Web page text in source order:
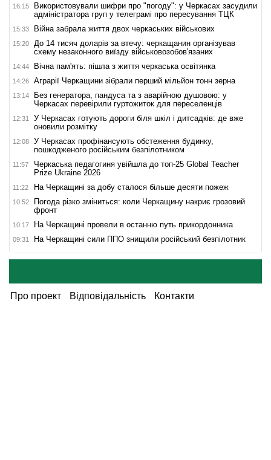
16:15
Використовували шифри про "погоду": у Черкасах засудили
адміністратора груп у телеграмі про пересування ТЦК
15:33 Війна забрала життя двох черкаських військових
15:20
До 14 тисяч доларів за втечу: черкащанин організував
схему незаконного виїзду військовозобов'язаних
14:44 Вічна пам'ять: пішла з життя черкаська освітянка
14:26 Аграрії Черкащини зібрали перший мільйон тонн зерна
13:14
Без генератора, пандуса та з аварійною душовою: у
Черкасах перевірили гуртожиток для переселенців
12:31
У Черкасах готують дороги біля шкіл і дитсадків: де вже
оновили розмітку
12:08
У Черкасах профінансують обстеження будинку,
пошкодженого російським безпілотником
11:57
Черкаська педагогиня увійшла до топ-25 Global Teacher
Prize Ukraine 2026
11:22 На Черкащині за добу сталося більше десяти пожеж
10:52
Погода різко зміниться: коли Черкащину накриє грозовий
фронт
10:17 На Черкащині провели в останню путь прикордонника
09:31 На Черкащині сили ППО знищили російський безпілотник
Про проект Відповідальність Контакти